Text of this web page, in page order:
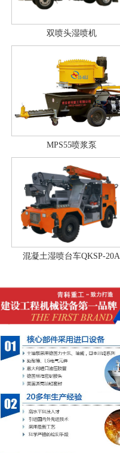
双喷头湿喷机
MPS55喷浆泵
混凝土湿喷台车QKSP-20A